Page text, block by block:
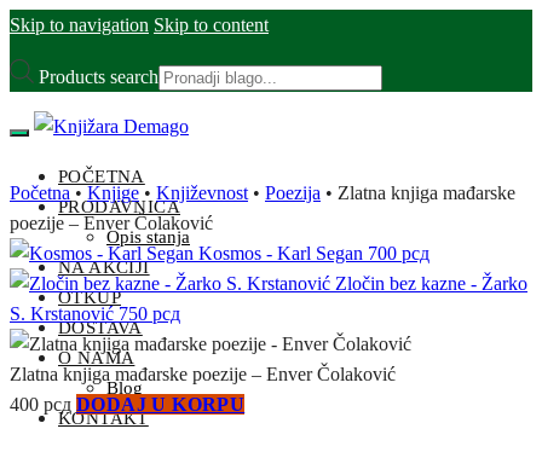
Skip to navigation Skip to content
Products search
POČETNA
PRODAVNICA
Opis stanja
NA AKCIJI
OTKUP
DOSTAVA
O NAMA
Blog
KONTAKT
Početna • Knjige • Književnost • Poezija • Zlatna knjiga mađarske
poezije – Enver Čolaković
Kosmos - Karl Segan 700 рсд
Zločin bez kazne - Žarko
S. Krstanović 750 рсд
Zlatna knjiga mađarske poezije – Enver Čolaković
400 рсд DODAJ U KORPU